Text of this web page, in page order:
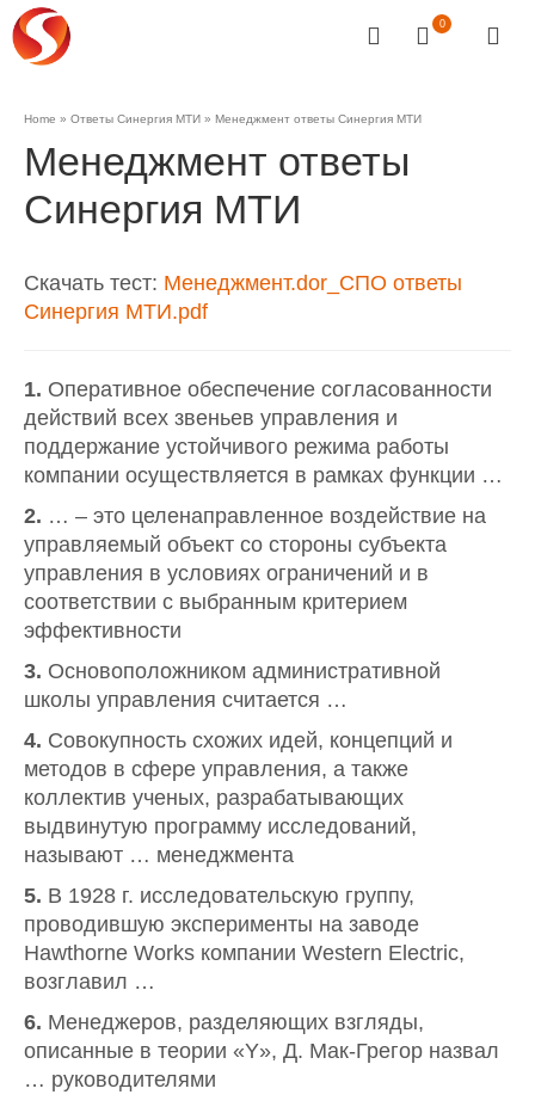
0
Home » Ответы Синергия МТИ » Менеджмент ответы Синергия МТИ
Менеджмент ответы
Синергия МТИ
Скачать тест: Менеджмент.dor_СПО ответы
Синергия МТИ.pdf
1. Оперативное обеспечение согласованности
действий всех звеньев управления и
поддержание устойчивого режима работы
компании осуществляется в рамках функции …
2. … – это целенаправленное воздействие на
управляемый объект со стороны субъекта
управления в условиях ограничений и в
соответствии с выбранным критерием
эффективности
3. Основоположником административной
школы управления считается …
4. Совокупность схожих идей, концепций и
методов в сфере управления, а также
коллектив ученых, разрабатывающих
выдвинутую программу исследований,
называют … менеджмента
5. В 1928 г. исследовательскую группу,
проводившую эксперименты на заводе
Hawthorne Works компании Western Electric,
возглавил …
6. Менеджеров, разделяющих взгляды,
описанные в теории «Y», Д. Мак-Грегор назвал
… руководителями